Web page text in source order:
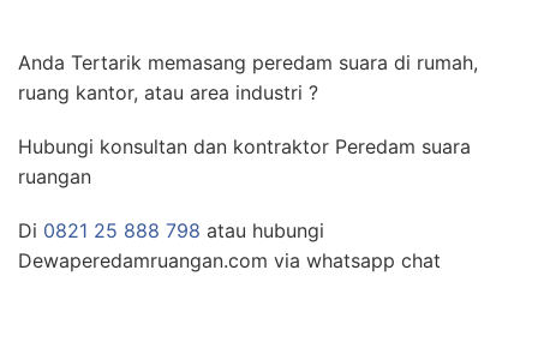
Anda Tertarik memasang peredam suara di rumah,
ruang kantor, atau area industri ?
Hubungi konsultan dan kontraktor Peredam suara
ruangan
Di 0821 25 888 798 atau hubungi
Dewaperedamruangan.com via whatsapp chat